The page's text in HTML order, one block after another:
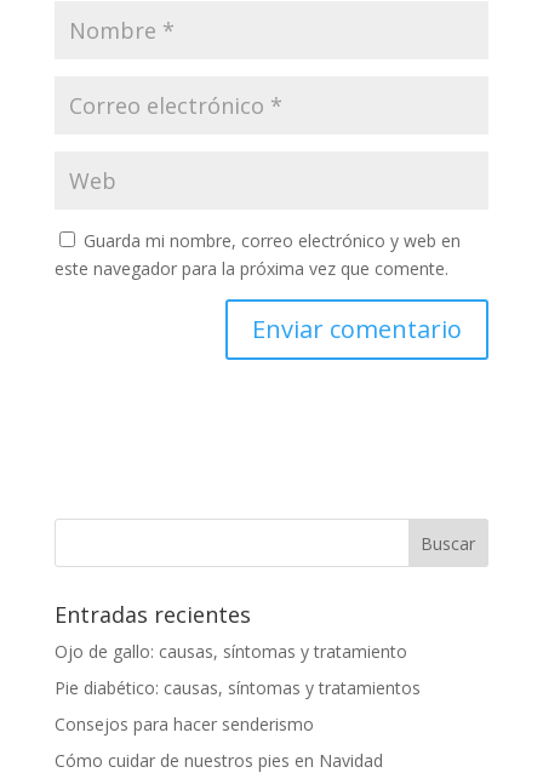
Guarda mi nombre, correo electrónico y web en
este navegador para la próxima vez que comente.
Entradas recientes
Ojo de gallo: causas, síntomas y tratamiento
Pie diabético: causas, síntomas y tratamientos
Consejos para hacer senderismo
Cómo cuidar de nuestros pies en Navidad